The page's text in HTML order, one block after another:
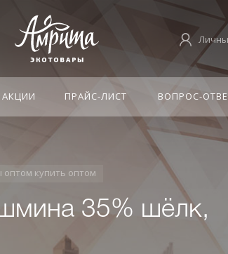
АКЦИИ ПРАЙС-ЛИСТ ВОПРОС-
купить оптом
35% шёлк,